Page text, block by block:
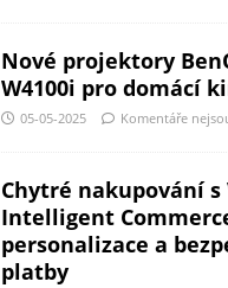
Nové projektory
W4100i pro domácí
05-05-2025 Komentáře
Chytré nakupování s
Intelligent
personalizace a
platby